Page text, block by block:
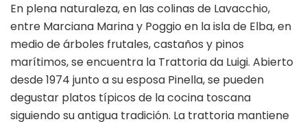
En plena naturaleza, en las colinas de Lavacchio,
entre Marciana Marina y Poggio en la isla de Elba, en
medio de árboles frutales, castaños y pinos
marítimos, se encuentra la Trattoria da Luigi. Abierto
desde 1974 junto a su esposa Pinella, se pueden
degustar platos típicos de la cocina toscana
siguiendo su antigua tradición. La trattoria mantiene